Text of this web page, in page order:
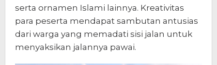
serta ornamen Islami lainnya. Kreativitas
para peserta mendapat sambutan antusias
dari warga yang memadati sisi jalan untuk
menyaksikan jalannya pawai.